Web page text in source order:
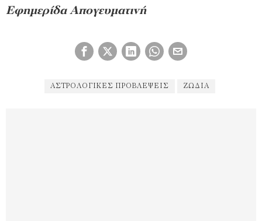
Εφημερίδα Απογευματινή
ΑΣΤΡΟΛΟΓΙΚΈΣ ΠΡΟΒΛΈΨΕΙΣ ΖΏΔΙΑ